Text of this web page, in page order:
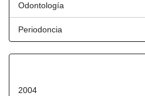
Odontología
Periodoncia
2004